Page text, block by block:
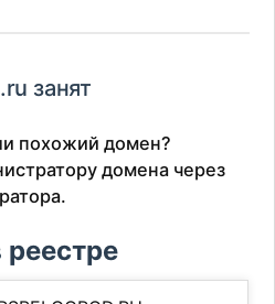
занят
похожий домен?
домена через